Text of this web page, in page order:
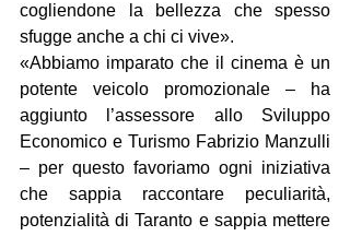
cogliendone la bellezza che spesso
sfugge anche a chi ci vive».
«Abbiamo imparato che il cinema è un
potente veicolo promozionale – ha
aggiunto l’assessore allo Sviluppo
Economico e Turismo Fabrizio Manzulli
– per questo favoriamo ogni iniziativa
che sappia raccontare peculiarità,
potenzialità di Taranto e sappia mettere